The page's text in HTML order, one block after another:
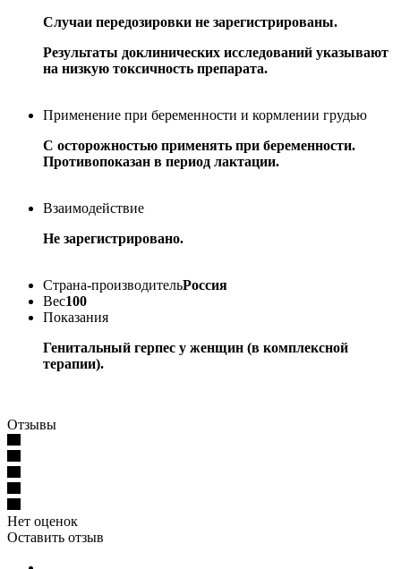
Случаи передозировки не зарегистрированы.
Результаты доклинических исследований указывают
на низкую токсичность препарата.
Применение при беременности и кормлении грудью
С осторожностью применять при беременности.
Противопоказан в период лактации.
Взаимодействие
Не зарегистрировано.
Страна-производительРоссия
Вес100
Показания
Генитальный герпес у женщин (в комплексной
терапии).
Отзывы
Нет оценок
Оставить отзыв